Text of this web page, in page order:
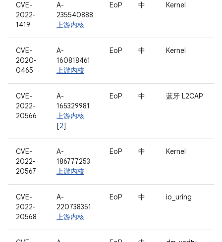
CVE-
2022-
1419
A-
235540888
上游内核
EoP 中 Kernel
CVE-
2020-
0465
A-
160818461
上游内核
EoP 中 Kernel
CVE-
2022-
20566
A-
165329981
上游内核
[2]
EoP 中 蓝牙 L2CAP
CVE-
2022-
20567
A-
186777253
上游内核
EoP 中 Kernel
CVE-
2022-
20568
A-
220738351
上游内核
EoP 中 io_uring